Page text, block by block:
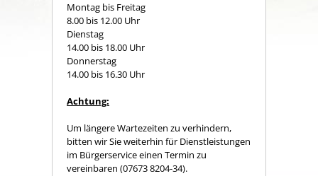
Montag bis Freitag
8.00 bis 12.00 Uhr
Dienstag
14.00 bis 18.00 Uhr
Donnerstag
14.00 bis 16.30 Uhr
Achtung:
Um längere Wartezeiten zu verhindern,
bitten wir Sie weiterhin für Dienstleistungen
im Bürgerservice einen Termin zu
vereinbaren (07673 8204-34).